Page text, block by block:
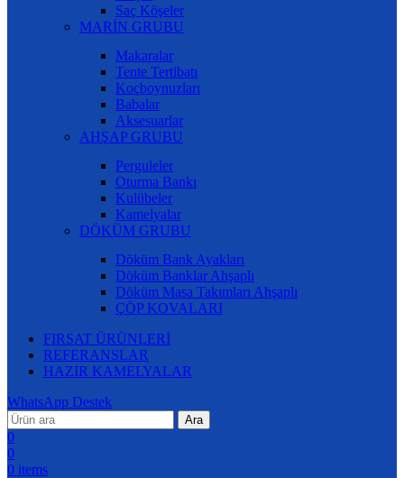
Saç Köşeler
MARİN GRUBU
Makaralar
Tente Tertibatı
Koçboynuzları
Babalar
Aksesuarlar
AHŞAP GRUBU
Perguleler
Oturma Bankı
Kulübeler
Kamelyalar
DÖKÜM GRUBU
Döküm Bank Ayakları
Döküm Banklar Ahşaplı
Döküm Masa Takımları Ahşaplı
ÇÖP KOVALARI
FIRSAT ÜRÜNLERİ
REFERANSLAR
HAZIR KAMELYALAR
WhatsApp Destek
Ara
0
0
0 items